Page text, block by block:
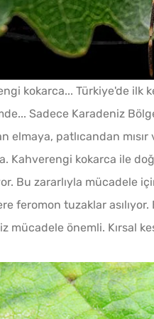
Dakikaya Sendeyim
Tarifi
kokarca... Türkiye'de ilk
Sadece Karadeniz
elmaya, patlıcandan
Kahverengi kokarca ile
Bu zararlıyla mücadele
feromon tuzaklar
mücadele önemli. Kırsal